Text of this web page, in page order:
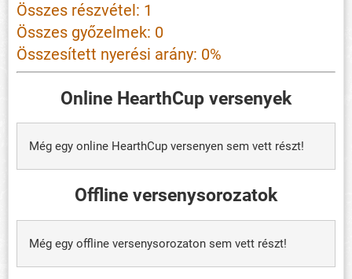
Összes részvétel: 1
Összes győzelmek: 0
Összesített nyerési arány: 0%
Online HearthCup versenyek
Még egy online HearthCup versenyen sem vett részt!
Offline versenysorozatok
Még egy offline versenysorozaton sem vett részt!